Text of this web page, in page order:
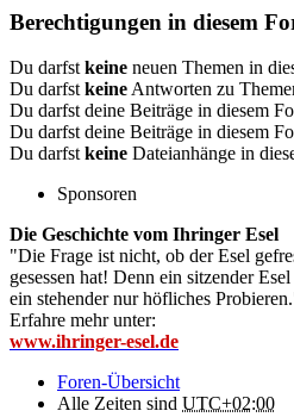
Berechtigungen in diesem
Du darfst keine neuen Themen in
Du darfst keine Antworten zu
Du darfst deine Beiträge in diesem
Du darfst deine Beiträge in diesem
Du darfst keine Dateianhänge in
Sponsoren
Die Geschichte vom Ihringer Esel
"Die Frage ist nicht, ob der Esel
gesessen hat! Denn ein sitzender
ein stehender nur höfliches
Erfahre mehr unter:
www.ihringer-esel.de
Foren-Übersicht
Alle Zeiten sind UTC+02:00